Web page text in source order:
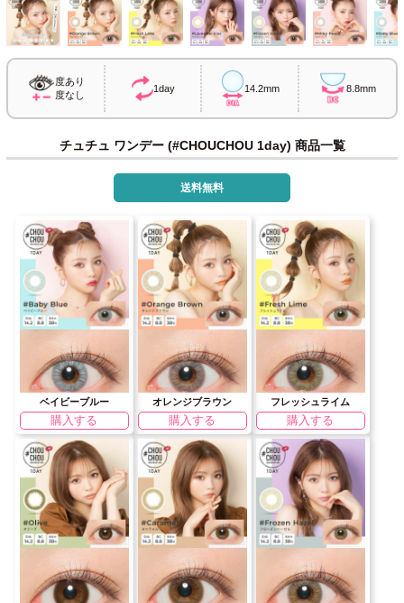
度あり
度なし
1day 14.2mm 8.8mm
チュチュ ワンデー (#CHOUCHOU 1day) 商品一覧
送料無料
ベイビーブルー
購入する
オレンジブラウン
購入する
フレッシュライム
購入する